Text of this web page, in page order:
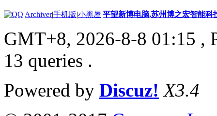
|Archiver|手机版|小黑屋|平望新博电脑,苏州博之宏智能科
GMT+8, 2026-8-8 01:15 ,
13 queries .
Powered by Discuz! X3.4